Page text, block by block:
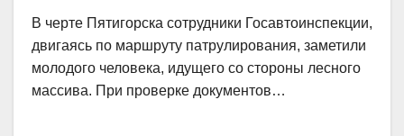
В черте Пятигорска сотрудники Госавтоинспекции,
двигаясь по маршруту патрулирования, заметили
молодого человека, идущего со стороны лесного
массива. При проверке документов…